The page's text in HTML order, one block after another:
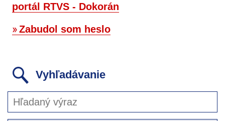
portál RTVS - Dokorán
Zabudol som heslo
Vyhľadávanie